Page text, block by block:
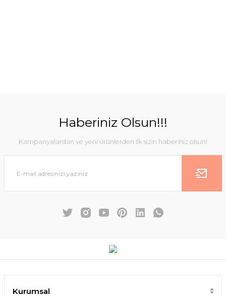
Haberiniz Olsun!!!
Kampanyalardan ve yeni ürünlerden ilk sizin haberiniz olsun!
Kurumsal